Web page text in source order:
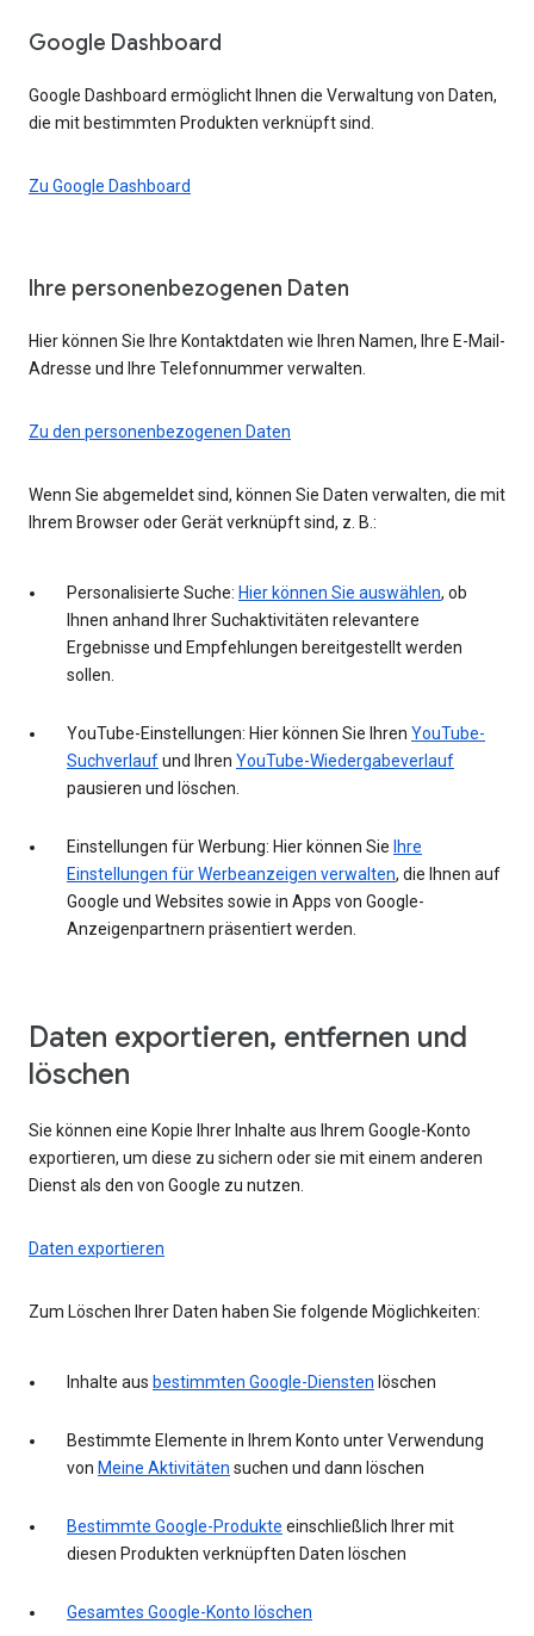
Google Dashboard
Google Dashboard ermöglicht Ihnen die Verwaltung von Daten,
die mit bestimmten Produkten verknüpft sind.
Zu Google Dashboard
Ihre personenbezogenen Daten
Hier können Sie Ihre Kontaktdaten wie Ihren Namen, Ihre E-Mail-
Adresse und Ihre Telefonnummer verwalten.
Zu den personenbezogenen Daten
Wenn Sie abgemeldet sind, können Sie Daten verwalten, die mit
Ihrem Browser oder Gerät verknüpft sind, z. B.:
Personalisierte Suche: Hier können Sie auswählen, ob
Ihnen anhand Ihrer Suchaktivitäten relevantere
Ergebnisse und Empfehlungen bereitgestellt werden
sollen.
YouTube-Einstellungen: Hier können Sie Ihren YouTube-
Suchverlaufund Ihren YouTube-Wiedergabeverlauf
pausieren und löschen.
Einstellungen für Werbung: Hier können Sie Ihre
Einstellungen für Werbeanzeigen verwalten, die Ihnen auf
Google und Websites sowie in Apps von Google-
Anzeigenpartnern präsentiert werden.
Daten exportieren, entfernen und
löschen
Sie können eine Kopie Ihrer Inhalte aus Ihrem Google-Konto
exportieren, um diese zu sichern oder sie mit einem anderen
Dienst als den von Google zu nutzen.
Daten exportieren
Zum Löschen Ihrer Daten haben Sie folgende Möglichkeiten:
Inhalte aus bestimmten Google-Diensten löschen
Bestimmte Elemente in Ihrem Konto unter Verwendung
von Meine Aktivitäten suchen und dann löschen
Bestimmte Google-Produkte einschließlich Ihrer mit
diesen Produkten verknüpften Daten löschen
Gesamtes Google-Konto löschen